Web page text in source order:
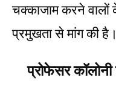
चक्काजाम करने वालों
प्रमुखता से मांग की है।
प्रोफेसर